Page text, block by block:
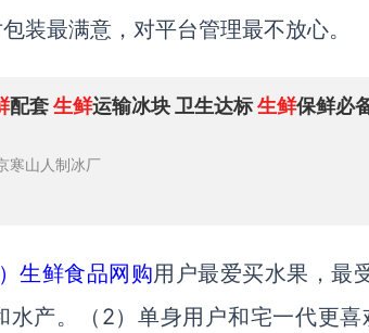
装最满意，对平台管理最不放心。
配套生鲜运输冰块 卫生达标生鲜保鲜必
寒山人制冰厂
生鲜食品网购用户最爱买水果，最
水产。（2）单身用户和宅一代更